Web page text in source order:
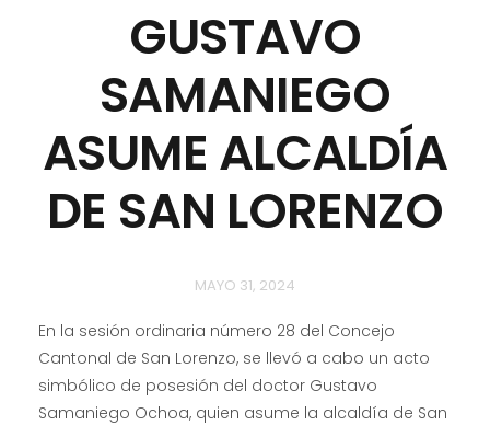
GUSTAVO
SAMANIEGO
ASUME ALCALDÍA
DE SAN LORENZO
MAYO 31, 2024
En la sesión ordinaria número 28 del Concejo
Cantonal de San Lorenzo, se llevó a cabo un acto
simbólico de posesión del doctor Gustavo
Samaniego Ochoa, quien asume la alcaldía de San